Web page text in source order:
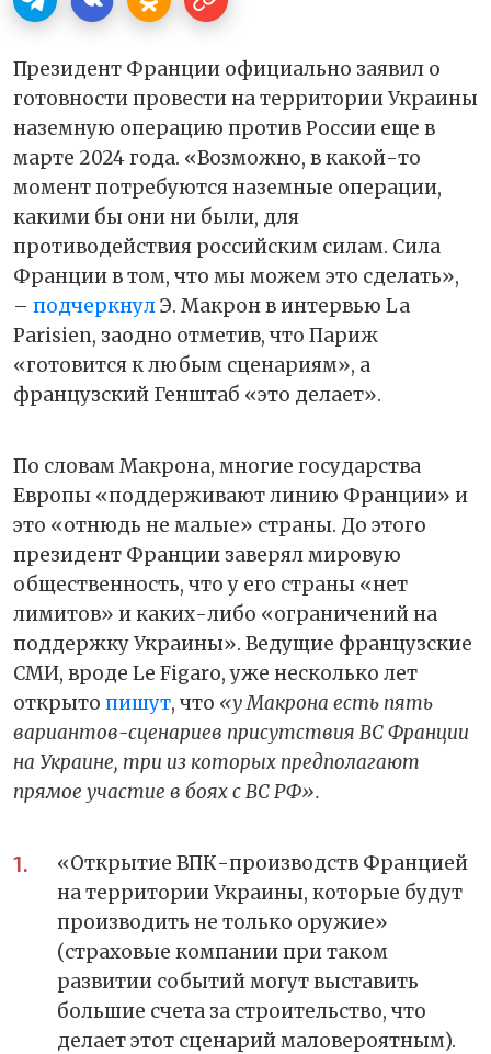
Президент Франции официально заявил о
готовности провести на территории Украины
наземную операцию против России еще в
марте 2024 года. «Возможно, в какой-то
момент потребуются наземные операции,
какими бы они ни были, для
противодействия российским силам. Сила
Франции в том, что мы можем это сделать»,
– подчеркнулЭ. Макрон в интервью La
Parisien, заодно отметив, что Париж
«готовится к любым сценариям», а
французский Генштаб «это делает».
По словам Макрона, многие государства
Европы «поддерживают линию Франции» и
это «отнюдь не малые» страны. До этого
президент Франции заверял мировую
общественность, что у его страны «нет
лимитов» и каких-либо «ограничений на
поддержку Украины». Ведущие французские
СМИ, вроде Le Figaro, уже несколько лет
открыто пишут, что «у Макрона есть пять
вариантов-сценариев присутствия ВС Франции
на Украине, три из которых предполагают
прямое участие в боях с ВС РФ».
«Открытие ВПК-производств Францией
на территории Украины, которые будут
производить не только оружие»
(страховые компании при таком
развитии событий могут выставить
большие счета за строительство, что
делает этот сценарий маловероятным).